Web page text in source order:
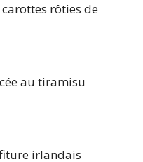
rôties de
au tiramisu
irlandais